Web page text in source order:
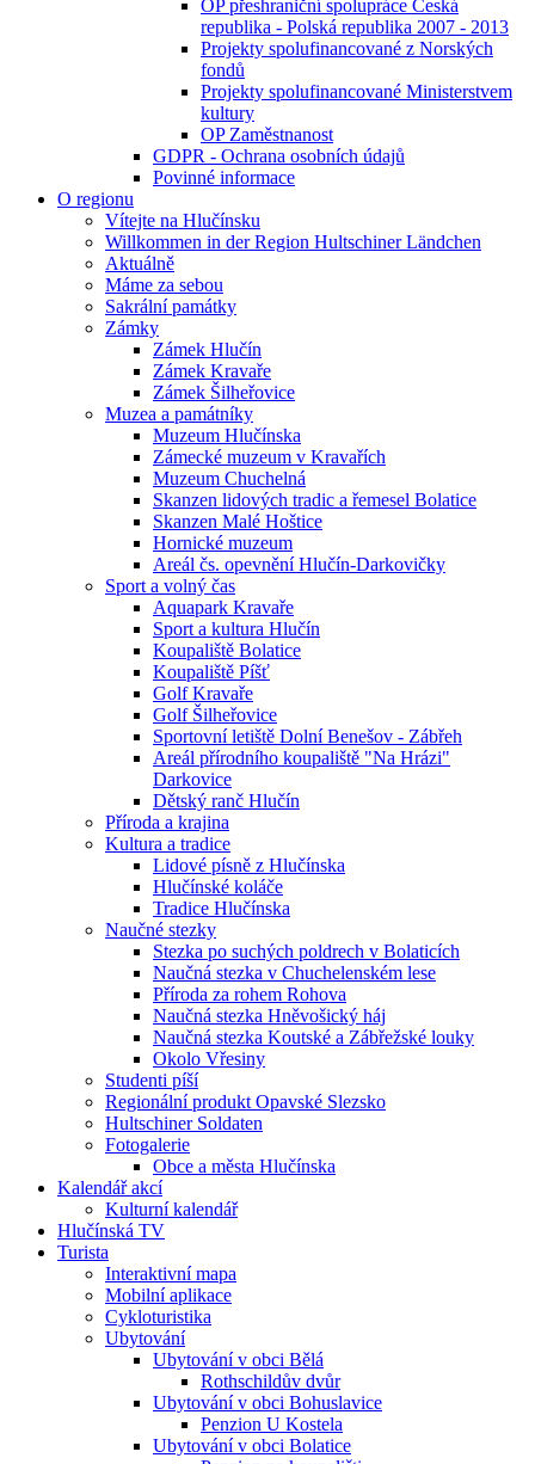
OP přeshraniční spolupráce Česká
republika - Polská republika 2007 - 2013
Projekty spolufinancované z Norských
fondů
Projekty spolufinancované Ministerstvem
kultury
OP Zaměstnanost
GDPR - Ochrana osobních údajů
Povinné informace
O regionu
Vítejte na Hlučínsku
Willkommen in der Region Hultschiner Ländchen
Aktuálně
Máme za sebou
Sakrální památky
Zámky
Zámek Hlučín
Zámek Kravaře
Zámek Šilheřovice
Muzea a památníky
Muzeum Hlučínska
Zámecké muzeum v Kravařích
Muzeum Chuchelná
Skanzen lidových tradic a řemesel Bolatice
Skanzen Malé Hoštice
Hornické muzeum
Areál čs. opevnění Hlučín-Darkovičky
Sport a volný čas
Aquapark Kravaře
Sport a kultura Hlučín
Koupaliště Bolatice
Koupaliště Píšť
Golf Kravaře
Golf Šilheřovice
Sportovní letiště Dolní Benešov - Zábřeh
Areál přírodního koupaliště "Na Hrázi"
Darkovice
Dětský ranč Hlučín
Příroda a krajina
Kultura a tradice
Lidové písně z Hlučínska
Hlučínské koláče
Tradice Hlučínska
Naučné stezky
Stezka po suchých poldrech v Bolaticích
Naučná stezka v Chuchelenském lese
Příroda za rohem Rohova
Naučná stezka Hněvošický háj
Naučná stezka Koutské a Zábřežské louky
Okolo Vřesiny
Studenti píší
Regionální produkt Opavské Slezsko
Hultschiner Soldaten
Fotogalerie
Obce a města Hlučínska
Kalendář akcí
Kulturní kalendář
Hlučínská TV
Turista
Interaktivní mapa
Mobilní aplikace
Cykloturistika
Ubytování
Ubytování v obci Bělá
Rothschildův dvůr
Ubytování v obci Bohuslavice
Penzion U Kostela
Ubytování v obci Bolatice